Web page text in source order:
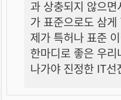
과 상충되지 않으
가 표준으로도 삼
제가 특허나 표준
한마디로 좋은 우
나가야 진정한 IT